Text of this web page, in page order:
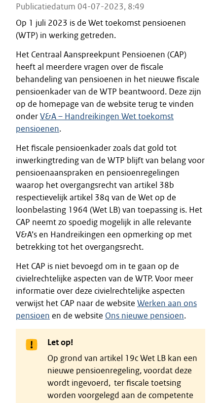
Publicatiedatum 04-07-2023, 8:49
Op 1 juli 2023 is de Wet toekomst pensioenen
(WTP) in werking getreden.
Het Centraal Aanspreekpunt Pensioenen (CAP)
heeft al meerdere vragen over de fiscale
behandeling van pensioenen in het nieuwe fiscale
pensioenkader van de WTP beantwoord. Deze zijn
op de homepage van de website terug te vinden
onderV&A – Handreikingen Wet toekomst
pensioenen.
Het fiscale pensioenkader zoals dat gold tot
inwerkingtreding van de WTP blijft van belang voor
pensioenaanspraken en pensioenregelingen
waarop het overgangsrecht van artikel 38b
respectievelijk artikel 38q van de Wet op de
loonbelasting 1964 (Wet LB) van toepassing is. Het
CAP neemt zo spoedig mogelijk in alle relevante
V&A’s en Handreikingen een opmerking op met
betrekking tot het overgangsrecht.
Het CAP is niet bevoegd om in te gaan op de
civielrechtelijke aspecten van de WTP. Voor meer
informatie over deze civielrechtelijke aspecten
verwijst het CAP naar de website Werken aan ons
pensioen en de website Ons nieuwe pensioen.
Let op!
Op grond van artikel 19c Wet LB kan een
nieuwe pensioenregeling, voordat deze
wordt ingevoerd, ter fiscale toetsing
worden voorgelegd aan de competente